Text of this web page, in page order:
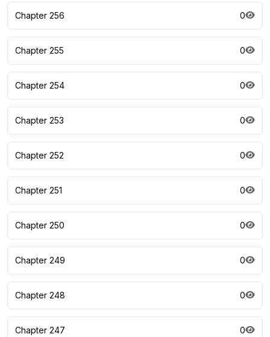
Chapter 256 0
Chapter 255 0
Chapter 254 0
Chapter 253 0
Chapter 252 0
Chapter 251 0
Chapter 250 0
Chapter 249 0
Chapter 248 0
Chapter 247 0